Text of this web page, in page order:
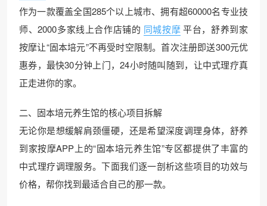
作为一款覆盖全国285个以上城市、拥有超60000名专业技
师、2000多家线上合作店铺的 同城按摩平台，舒养到家
按摩让“固本培元”不再受时空限制。首次注册即送300元优
惠券，最快30分钟上门，24小时随叫随到，让中式理疗真
正走进你的家。
二、固本培元养生馆的核心项目拆解
无论你是想缓解肩颈僵硬，还是希望深度调理身体，舒养
到家按摩APP上的“固本培元养生馆”专区都提供了丰富的
中式理疗调理服务。下面我们逐一剖析这些项目的功效与
价格，帮你找到最适合自己的那一款。